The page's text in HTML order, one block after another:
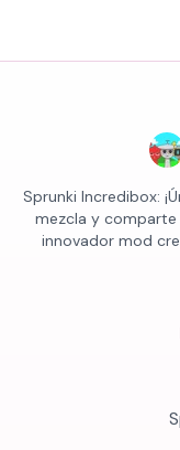
Sprunki Incredibox:
mezcla y
innovador mod